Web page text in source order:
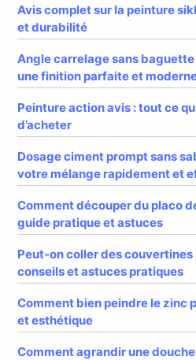
Avis complet sur la peinture
et durabilité
Angle carrelage sans
une finition parfaite et
Peinture action avis : tout ce
d’acheter
Dosage ciment prompt sans
votre mélange rapidement et
Comment découper du placo
guide pratique et astuces
Peut-on coller des
conseils et astuces pratiques
Comment bien peindre le zinc
et esthétique
Comment agrandir une